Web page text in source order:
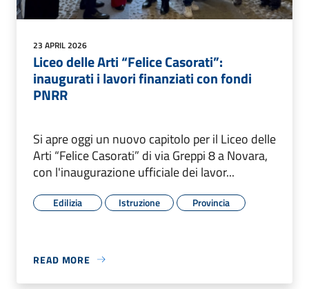
23 APRIL 2026
Liceo delle Arti “Felice Casorati”:
inaugurati i lavori finanziati con fondi
PNRR
Si apre oggi un nuovo capitolo per il Liceo delle
Arti “Felice Casorati” di via Greppi 8 a Novara,
con l'inaugurazione ufficiale dei lavor...
Edilizia Istruzione Provincia
READ MORE